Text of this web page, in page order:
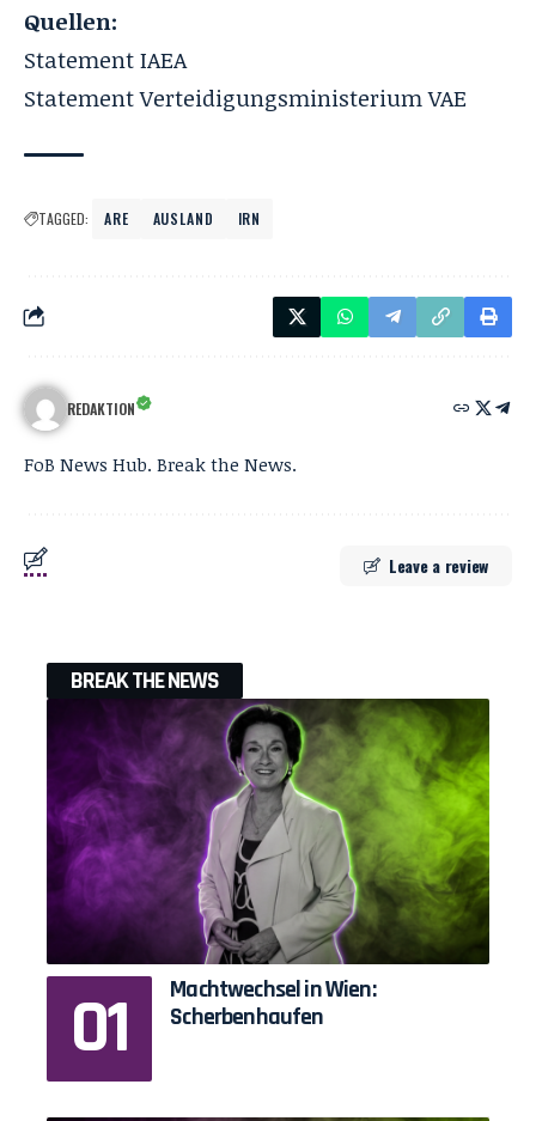
Quellen:
Statement IAEA
Statement Verteidigungsministerium VAE
TAGGED: ARE AUSLAND IRN
REDAKTION
FoB News Hub. Break the News.
Leave a review
BREAK THE NEWS
Machtwechsel in Wien:
Scherbenhaufen